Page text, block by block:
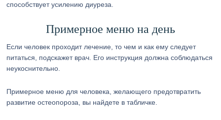
способствует усилению диуреза.
Примерное меню на день
Если человек проходит лечение, то чем и как ему следует
питаться, подскажет врач. Его инструкция должна соблюдаться
неукоснительно.
Примерное меню для человека, желающего предотвратить
развитие остеопороза, вы найдете в табличке.